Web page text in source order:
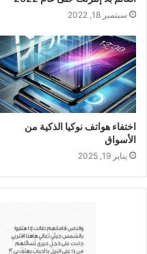
سبتمبر 18, 2022
اختفاء هواتف نوكيا الذكية من
الأسواق
يناير 19, 2025